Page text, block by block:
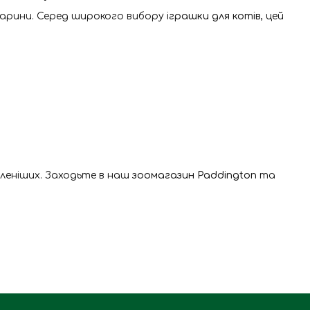
Серед широкого вибору іграшки для котів, цей
Заходьте в наш зоомагазин Paddington та